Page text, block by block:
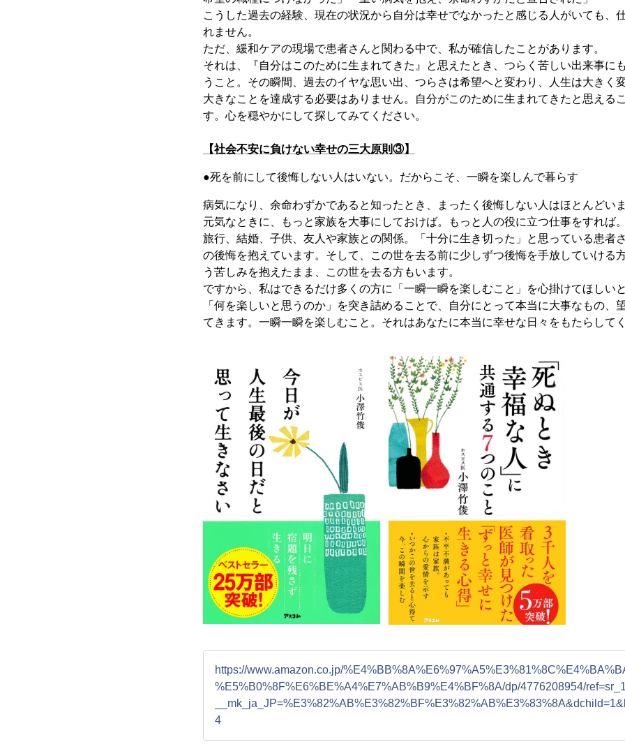
こうした過去の経験、現在の状況から自分は幸せでなかったと感じる人がいても、
れません。
ただ、緩和ケアの現場で患者さんと関わる中で、私が確信したことがあります。
それは、『自分はこのために生まれてきた』と思えたとき、つらく苦しい出来事に
うこと。その瞬間、過去のイヤな思い出、つらさは希望へと変わり、人生は大きく
大きなことを達成する必要はありません。自分がこのために生まれてきたと思える
す。心を穏やかにして探してみてください。
【社会不安に負けない幸せの三大原則③】
●死を前にして後悔しない人はいない。だからこそ、一瞬を楽しんで暮らす
病気になり、余命わずかであると知ったとき、まったく後悔しない人はほとんどいま
元気なときに、もっと家族を大事にしておけば。もっと人の役に立つ仕事をすれば。
旅行、結婚、子供、友人や家族との関係。「十分に生き切った」と思っている患者
の後悔を抱えています。そして、この世を去る前に少しずつ後悔を手放していける
う苦しみを抱えたまま、この世を去る方もいます。
ですから、私はできるだけ多くの方に「一瞬一瞬を楽しむこと」を心掛けてほしい
「何を楽しいと思うのか」を突き詰めることで、自分にとって本当に大事なもの、
てきます。一瞬一瞬を楽しむこと。それはあなたに本当に幸せな日々をもたらしてく
https://www.amazon.co.jp/
%E5%B0%8F%E6%BE%A4%E7%AB%B9%E4%BF%8A/dp/4776208954/
4